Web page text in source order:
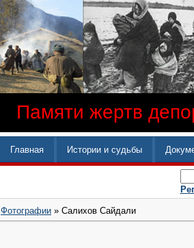
Памяти жертв
Главная Истории и судьбы
Фотографии » Салихов Сайдали